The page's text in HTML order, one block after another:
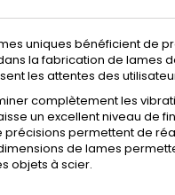
uniques bénéficient de
la fabrication de lames
les attentes des
complètement les
un excellent niveau de
précisions permettent de
de lames
objets à scier.